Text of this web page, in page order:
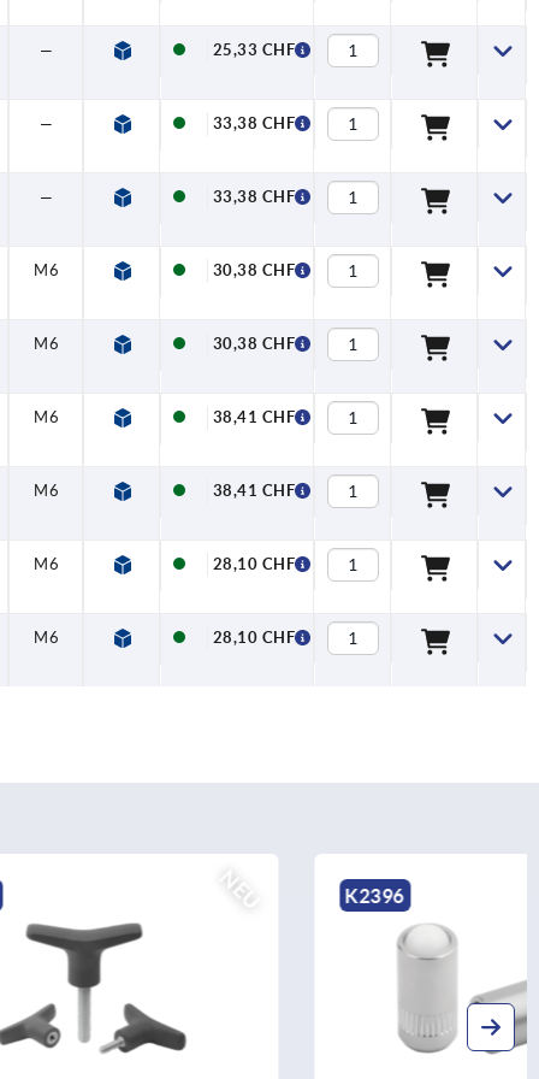
— 61,4 35,5 13 — 15,7 13,8
25,33 CHF
— 82,5 18,5 — 19,5 13,8
33,38 CHF
— 82,5 18,5 — 19,5 16,3
33,38 CHF
M6 49,1 28,5 13 7,5 12,7 9
30,38 CHF
M6 49,1 28,5 13 7,5 12,7 11,4
30,38 CHF
M6 61,4 35,5 13 7,5 15,7 11,4
38,41 CHF
M6 61,4 35,5 13 7,5 15,7 13,8
38,41 CHF
M6 82,5 18,5 7,5 19,5 13,8
28,10 CHF
M6 82,5 18,5 7,5 19,5 16,3
28,10 CHF
K2396